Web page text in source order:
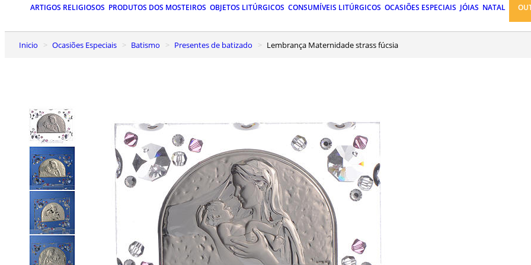
ARTIGOS RELIGIOSOS PRODUTOS DOS MOSTEIROS OBJETOS LITÚRGICOS CONSUMÍVEIS LITÚRGICOS OCASIÕES ESPECIAIS JÓIAS NATAL
Inicio Ocasiões Especiais Batismo Presentes de batizado Lembrança Maternidade strass fúcsia